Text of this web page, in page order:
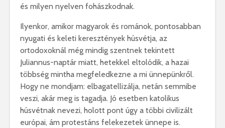
és milyen nyelven fohászkodnak.
Ilyenkor, amikor magyarok és románok, pontosabban
nyugati és keleti keresztények húsvétja, az
ortodoxoknál még mindig szentnek tekintett
Juliannus-naptár miatt, hetekkel eltolódik, a hazai
többség mintha megfeledkezne a mi ünnepünkről.
Hogy ne mondjam: elbagatellizálja, netán semmibe
veszi, akár meg is tagadja. Jó esetben katolikus
húsvétnak nevezi, holott pont úgy a többi civilizált
európai, ám protestáns felekezetek ünnepe is.